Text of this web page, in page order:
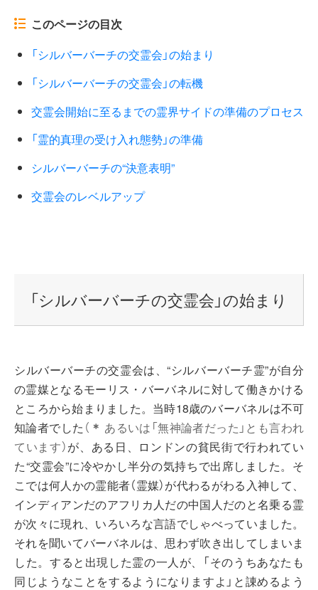
このページの目次
「シルバーバーチの交霊会」の始まり
「シルバーバーチの交霊会」の転機
交霊会開始に至るまでの霊界サイドの準備のプロセス
「霊的真理の受け入れ態勢」の準備
シルバーバーチの“決意表明”
交霊会のレベルアップ
「シルバーバーチの交霊会」の始まり
シルバーバーチの交霊会は、“シルバーバーチ霊”が自分
の霊媒となるモーリス・バーバネルに対して働きかける
ところから始まりました。当時18歳のバーバネルは不可
知論者でした （ ＊ あるいは「無神論者だった」とも言われ
ています）が、ある日、ロンドンの貧民街で行われてい
た“交霊会”に冷やかし半分の気持ちで出席しました。そ
こでは何人かの霊能者（霊媒）が代わるがわる入神して、
インディアンだのアフリカ人だの中国人だのと名乗る霊
が次々に現れ、いろいろな言語でしゃべっていました。
それを聞いてバーバネルは、思わず吹き出してしまいま
した。すると出現した霊の一人が、「そのうちあなたも
同じようなことをするようになりますよ」と諌めるよう